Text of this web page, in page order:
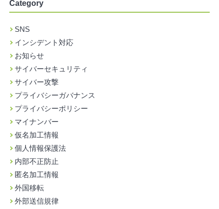
Category
SNS
インシデント対応
お知らせ
サイバーセキュリティ
サイバー攻撃
プライバシーガバナンス
プライバシーポリシー
マイナンバー
仮名加工情報
個人情報保護法
内部不正防止
匿名加工情報
外国移転
外部送信規律